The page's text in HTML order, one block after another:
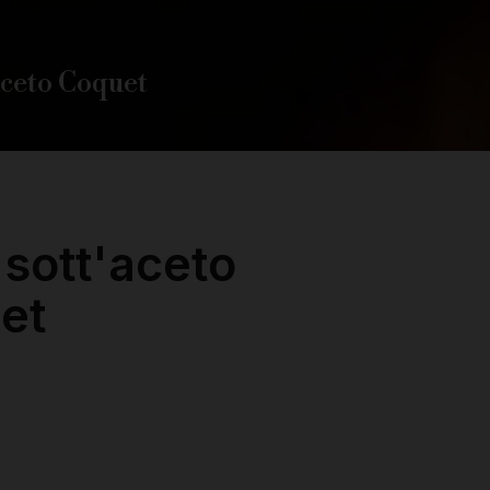
Coquet